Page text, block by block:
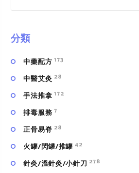
分類
中藥配方 173
中醫艾灸 28
手法推拿 172
排毒服務 7
正骨易脊 28
火罐/閃罐/推罐 42
針灸/溫針灸/小針刀 278